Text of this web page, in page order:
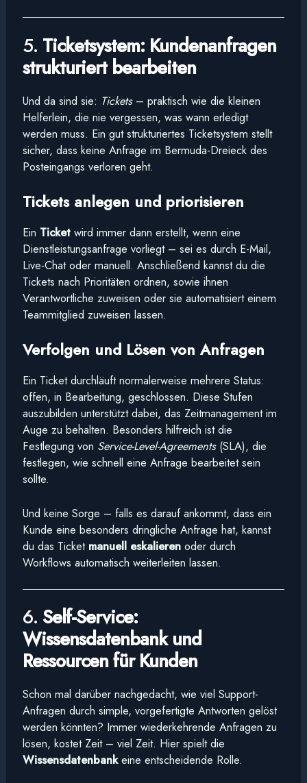
5. Ticketsystem: Kundenanfragen
strukturiert bearbeiten
Und da sind sie: Tickets– praktisch wie die kleinen
Helferlein, die nie vergessen, was wann erledigt
werden muss. Ein gut strukturiertes Ticketsystem stellt
sicher, dass keine Anfrage im Bermuda-Dreieck des
Posteingangs verloren geht.
Tickets anlegen und priorisieren
Ein Ticketwird immer dann erstellt, wenn eine
Dienstleistungsanfrage vorliegt – sei es durch E-Mail,
Live-Chat oder manuell. Anschließend kannst du die
Tickets nach Prioritäten ordnen, sowie ihnen
Verantwortliche zuweisen oder sie automatisiert einem
Teammitglied zuweisen lassen.
Verfolgen und Lösen von Anfragen
Ein Ticket durchläuft normalerweise mehrere Status:
offen, in Bearbeitung, geschlossen. Diese Stufen
auszubilden unterstützt dabei, das Zeitmanagement im
Auge zu behalten. Besonders hilfreich ist die
Festlegung von Service-Level-Agreements(SLA), die
festlegen, wie schnell eine Anfrage bearbeitet sein
sollte.
Und keine Sorge – falls es darauf ankommt, dass ein
Kunde eine besonders dringliche Anfrage hat, kannst
du das Ticket manuell eskalierenoder durch
Workflows automatisch weiterleiten lassen.
6. Self-Service:
Wissensdatenbank und
Ressourcen für Kunden
Schon mal darüber nachgedacht, wie viel Support-
Anfragen durch simple, vorgefertigte Antworten gelöst
werden könnten? Immer wiederkehrende Anfragen zu
lösen, kostet Zeit – viel Zeit. Hier spielt die
Wissensdatenbankeine entscheidende Rolle.